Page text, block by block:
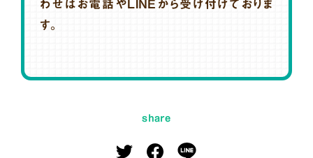
わせはお電話やLINEから受け付けておりま
す。
share